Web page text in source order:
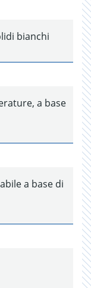
bianchi
a base
a base di